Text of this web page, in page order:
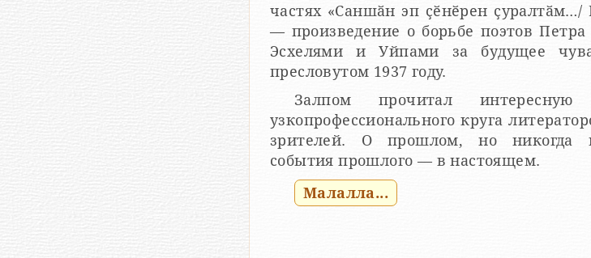
частях «Саншӑн эп ҫӗнӗрен ҫуралтӑм…/
— произведение о борьбе поэтов
Эсхелями и Уйпами за будущее
пресловутом 1937 году.
Залпом прочитал
узкопрофессионального круга
зрителей. О прошлом, но никогда незабываемом. Трагические
события прошлого — в настоящем.
Малалла...